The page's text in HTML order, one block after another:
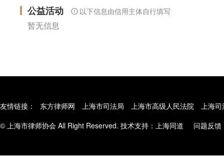
公益活动 以下信息由信用主体自行填写
暂无信息
友情链接： 东方律师网 上海市司法局 上海市高级人民法院
上海
© 上海市律师协会 All Right Reserved. 技术支持： 上海同道 问题反馈